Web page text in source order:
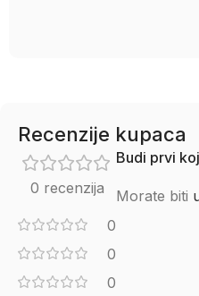
Recenzije kupaca
0 recenzija
0
0
0
Budi prvi
Morate biti